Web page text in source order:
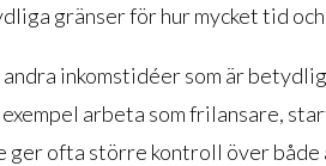
gränser för hur mycket tid och
andra inkomstidéer som är
arbeta som frilansare,
ger ofta större kontroll över både